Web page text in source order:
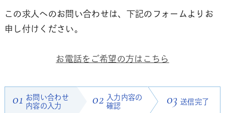
この求人へのお問い合わせは、下記のフォームよりお
申し付けください。
お電話をご希望の方はこちら
01 お問い合わせ
内容の入力
02 入力内容の
確認
03 送信完了